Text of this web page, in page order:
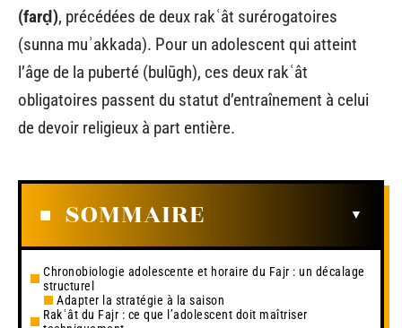
(farḍ), précédées de deux rakʿât surérogatoires
(sunna muʾakkada). Pour un adolescent qui atteint
l’âge de la puberté (bulūgh), ces deux rakʿât
obligatoires passent du statut d’entraînement à celui
de devoir religieux à part entière.
SOMMAIRE
Chronobiologie adolescente et horaire du Fajr : un décalage
structurel
Adapter la stratégie à la saison
Rakʿât du Fajr : ce que l’adolescent doit maîtriser